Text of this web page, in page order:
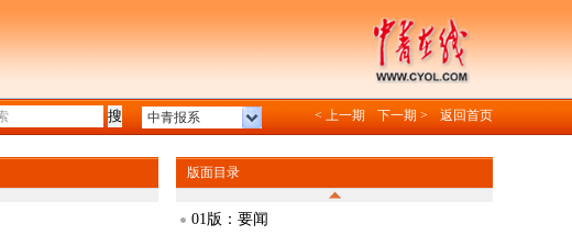
中青报系 < 上一期 下一期 > 返回首页
版面目录
01版：要闻